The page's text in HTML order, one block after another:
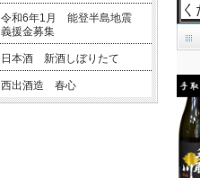
令和6年1月 能登半島地震
義援金募集
日本酒 新酒しぼりたて
西出酒造 春心